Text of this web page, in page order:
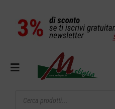
contenuto
Toggle
search